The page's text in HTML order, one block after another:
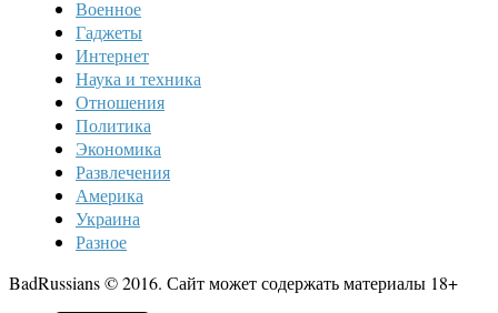
Военное
Гаджеты
Интернет
Наука и техника
Отношения
Политика
Экономика
Развлечения
Америка
Украина
Разное
BadRussians © 2016. Сайт может содержать материалы 18+